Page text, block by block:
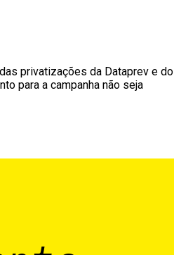
privatizações da Dataprev e do
para a campanha não seja